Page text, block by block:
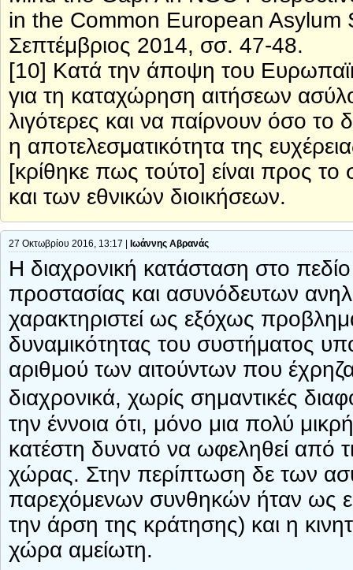
in the Common European Asylum
Σεπτέμβριος 2014, σσ. 47-48.
[10] Κατά την άποψη του
για τη καταχώρηση αιτήσεων
λιγότερες και να παίρνουν όσο το
η αποτελεσματικότητα της
[κρίθηκε πως τούτο] είναι προς
και των εθνικών διοικήσεων.
27 Οκτωβρίου 2016, 13:17 | Ιωάννης Αβρανάς
Η διαχρονική κατάσταση στο
προστασίας και ασυνόδευτων
χαρακτηριστεί ως εξόχως
δυναμικότητας του συστήματος
αριθμού των αιτούντων που
διαχρονικά, χωρίς σημαντικές
την έννοια ότι, μόνο μια πολύ
κατέστη δυνατό να ωφεληθεί από
χώρας. Στην περίπτωση δε των
παρεχόμενων συνθηκών ήταν ως
την άρση της κράτησης) και η
χώρα αμείωτη.